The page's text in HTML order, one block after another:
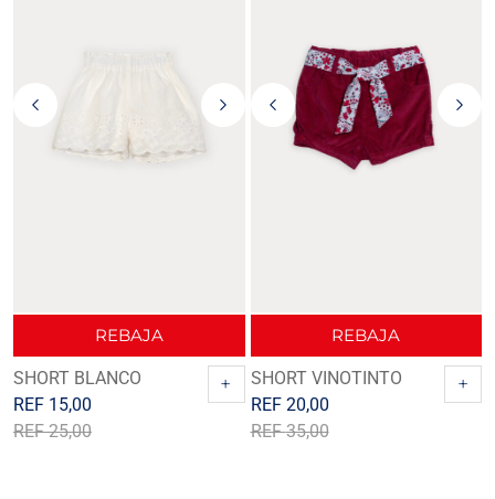
REBAJA
SHORT BLANCO
REF25,00
REF 15,00
+
REBAJA
SHORT VINOTINTO
REF35,00
REF 20,00
+